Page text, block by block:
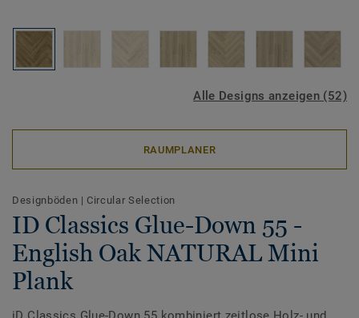
Alle Designs anzeigen (52)
RAUMPLANER
Designböden | Circular Selection
ID Classics Glue-Down 55 -
English Oak NATURAL Mini
Plank